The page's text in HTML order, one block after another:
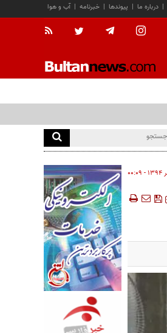
آب و هوا | خبرنامه | پیوندها | درباره ما |